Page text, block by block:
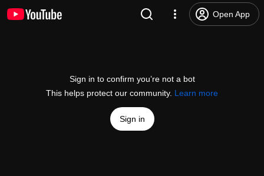
Open App
Sign in to confirm you’re not a bot
This helps protect our community. Learn more
Sign in